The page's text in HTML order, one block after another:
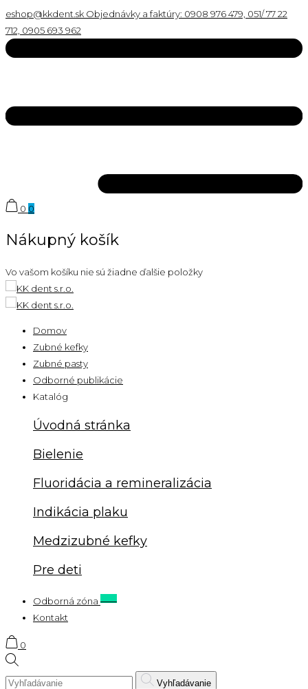
eshop@kkdent.sk Objednávky a faktúry: 0908 976 479, 051/ 77 22
712, 0905 693 962
0 0
Nákupný košík
Vo vašom košíku nie sú žiadne ďalšie položky
Domov
Zubné kefky
Zubné pasty
Odborné publikácie
Katalóg
Úvodná stránka
Bielenie
Fluoridácia a remineralizácia
Indikácia plaku
Medzizubné kefky
Pre deti
Odborná zóna
Kontakt
0
Vyhľadávanie